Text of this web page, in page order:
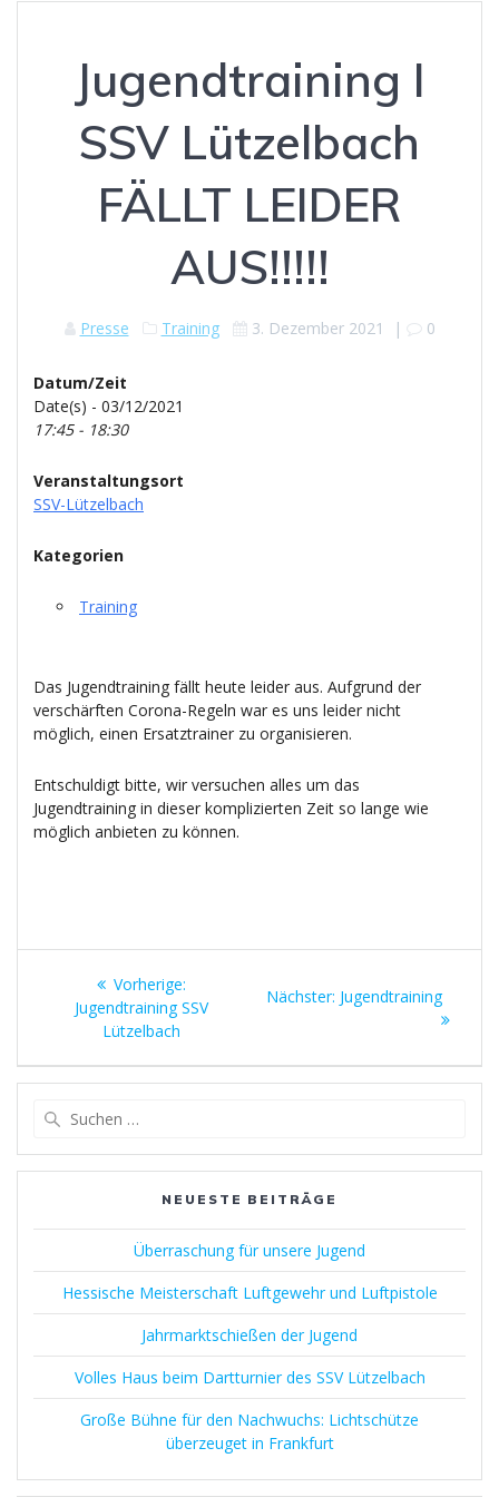
Jugendtraining I
SSV Lützelbach
FÄLLT LEIDER
AUS!!!!!
Presse Training 3. Dezember 2021 | 0
Datum/Zeit
Date(s) - 03/12/2021
17:45 - 18:30
Veranstaltungsort
SSV-Lützelbach
Kategorien
Training
Das Jugendtraining fällt heute leider aus. Aufgrund der
verschärften Corona-Regeln war es uns leider nicht
möglich, einen Ersatztrainer zu organisieren.
Entschuldigt bitte, wir versuchen alles um das
Jugendtraining in dieser komplizierten Zeit so lange wie
möglich anbieten zu können.
Beitragsnavigation
Vorherige:Vorheriger
Beitrag:
Jugendtraining SSV
Lützelbach
Nächster: Nächster
Jugendtraining
NEUESTE BEITRÄGE
Überraschung für unsere Jugend
Hessische Meisterschaft Luftgewehr und Luftpistole
Jahrmarktschießen der Jugend
Volles Haus beim Dartturnier des SSV Lützelbach
Große Bühne für den Nachwuchs: Lichtschütze
überzeuget in Frankfurt